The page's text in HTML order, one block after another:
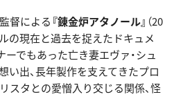
督による 『錬金炉アタノール』 （20
の現在と過去を捉えたドキュメ
でもあった亡き妻エヴァ・シュ
い出、長年製作を支えてきたプロ
スタとの愛憎入り交じる関係、怪